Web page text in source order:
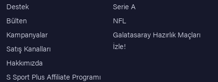
Destek
Bülten
Kampanyalar
Satış Kanalları
Hakkımızda
S Sport Plus Affiliate Programı
Serie A
NFL
Galatasaray Hazırlık Maçları
İzle!